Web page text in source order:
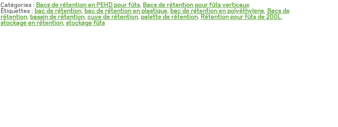
Catégories : Bacs de rétention en PEHD pour fûts,
Bacs de rétention pour fûts verticaux
Étiquettes : bac de rétention, bac de rétention en plastique, bac de rétention en polyéthylene,
Bacs de
rétention, bassin de rétention, cuve de rétention, palette de rétention, Rétention pour fûts de 200L,
stockage en rétention, stockage fûts